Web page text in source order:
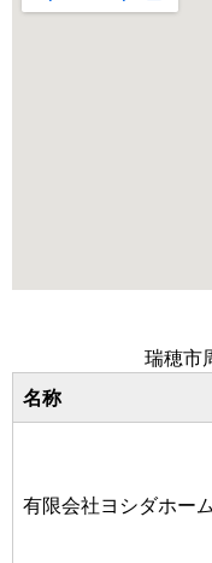
瑞穂市
名称
有限会社ヨシダホーム